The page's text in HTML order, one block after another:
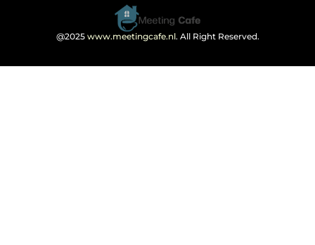
@2025 www.meetingcafe.nl. All Right Reserved.